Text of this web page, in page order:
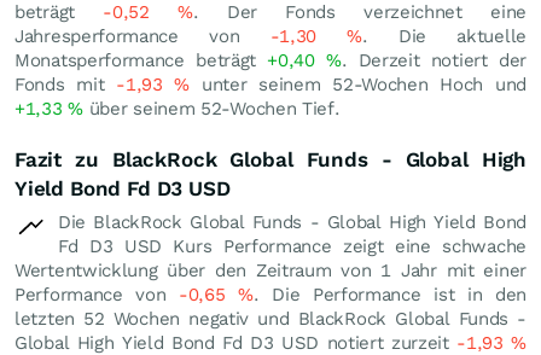
beträgt -0,52%. Der Fonds verzeichnet eine
Jahresperformance von -1,30%. Die aktuelle
Monatsperformance beträgt +0,40 %. Derzeit notiert der
Fonds mit -1,93% unter seinem 52-Wochen Hoch und
+1,33%über seinem 52-Wochen Tief.
Fazit zu BlackRock Global Funds - Global High
Yield Bond Fd D3 USD
Die BlackRock Global Funds - Global High Yield Bond
Fd D3 USD Kurs Performance zeigt eine schwache
Wertentwicklung über den Zeitraum von 1 Jahr mit einer
Performance von -0,65%. Die Performance ist in den
letzten 52 Wochen negativ und BlackRock Global Funds -
Global High Yield Bond Fd D3 USD notiert zurzeit -1,93%